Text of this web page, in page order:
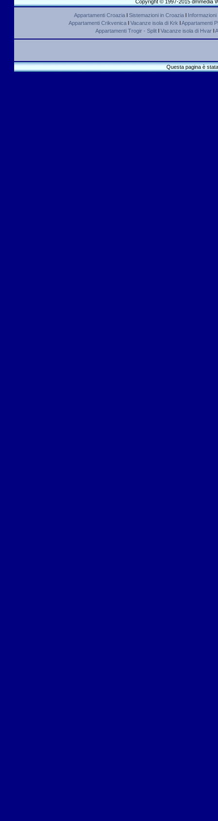
Copyright © 1997-2015 dmmedia
Appartamenti Croazial Sistemazioni in Croazial Informazioni
Appartamenti Crikvenica l Vacanze isola di Krk lAppartamenti
Appartamenti Trogir - Split l Vacanze isola di Hvar l
Questa pagina è